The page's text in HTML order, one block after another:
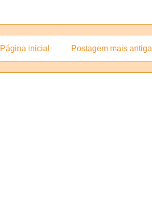
Postagem mais antiga
Página inicial